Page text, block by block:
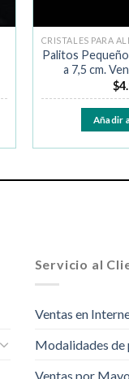
Palitos
a 7,5 cm.
$
Añadir
Servicio al
Ventas en
Modalidades de
Ventas por